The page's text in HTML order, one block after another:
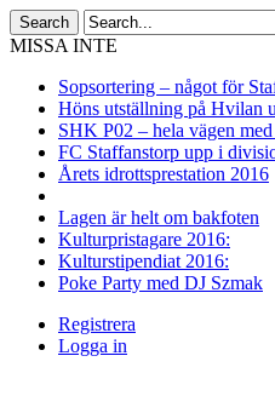
MISSA INTE
Sopsortering – något för
Höns utställning på Hvilan
SHK P02 – hela vägen
FC Staffanstorp upp i
Årets idrottsprestation 2016
Lagen är helt om bakfoten
Kulturpristagare 2016:
Kulturstipendiat 2016:
Poke Party med DJ Szmak
Registrera
Logga in